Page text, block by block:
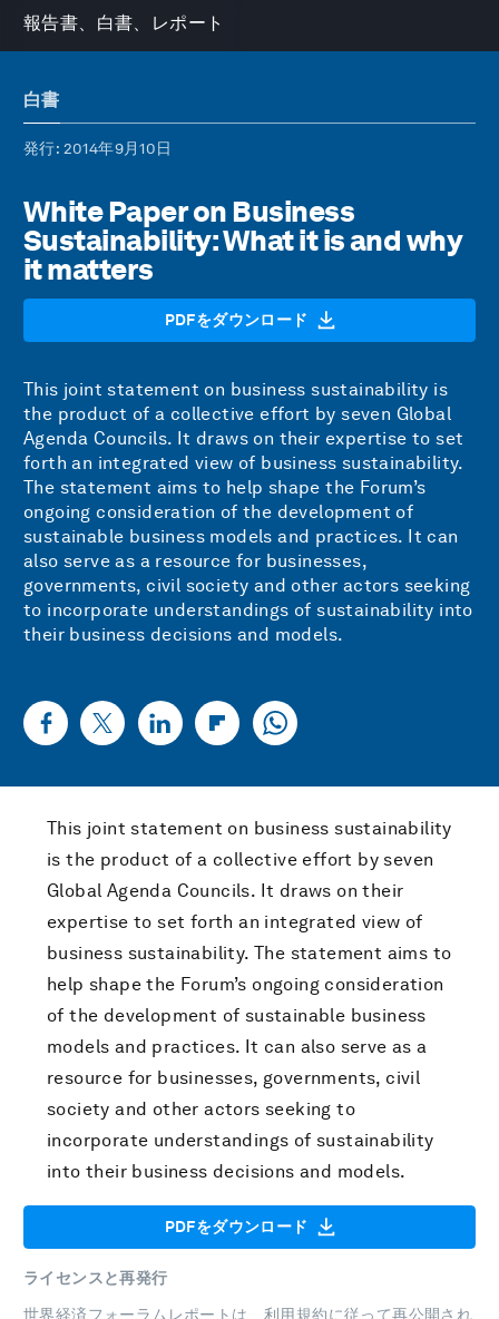
報告書、白書、レポート
白書
発行: 2014年9月10日
White Paper on Business
Sustainability: What it is and why
it matters
PDFをダウンロード
This joint statement on business sustainability is
the product of a collective effort by seven Global
Agenda Councils. It draws on their expertise to set
forth an integrated view of business sustainability.
The statement aims to help shape the Forum’s
ongoing consideration of the development of
sustainable business models and practices. It can
also serve as a resource for businesses,
governments, civil society and other actors seeking
to incorporate understandings of sustainability into
their business decisions and models.
This joint statement on business sustainability
is the product of a collective effort by seven
Global Agenda Councils. It draws on their
expertise to set forth an integrated view of
business sustainability. The statement aims to
help shape the Forum’s ongoing consideration
of the development of sustainable business
models and practices. It can also serve as a
resource for businesses, governments, civil
society and other actors seeking to
incorporate understandings of sustainability
into their business decisions and models.
PDFをダウンロード
ライセンスと再発行
世界経済フォーラムレポートは、 利用規約に従って再公開され